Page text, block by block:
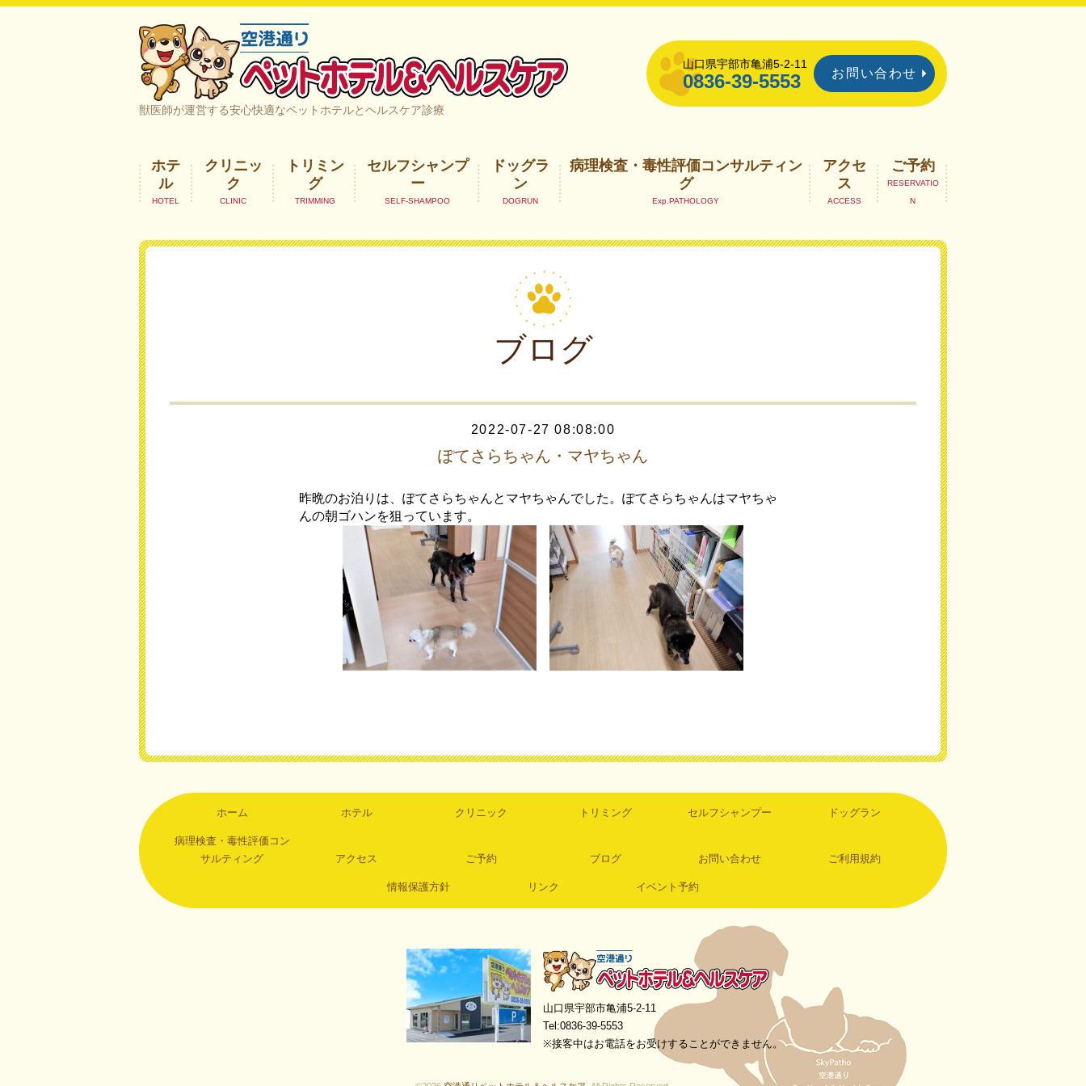
空港通りペットホテル＆ヘルスケア｜山口県宇部市
獣医師が運営する安心快適なペットホテルとヘルスケア診療
山口県宇部市亀浦5-2-11
0836-39-5553 お問い合わせ
ホテ
ル
クリニッ
ク
トリミン
グ
セルフシャンプ
ー
ドッグラ
ン
病理検査・毒性評価コンサルティン
グ
アクセ
ス
ご予約
ブログ
2022-07-27 08:08:00
ぽてさらちゃん・マヤちゃん
昨晩のお泊りは、ぽてさらちゃんとマヤちゃんでした。ぽてさらちゃんはマヤちゃ
んの朝ゴハンを狙っています。
ホーム ホテル クリニック トリミング セルフシャンプー ドッグラン
病理検査・毒性評価コン
サルティング
アクセス ご予約 ブログ お問い合わせ ご利用規約
情報保護方針 リンク イベント予約
空港通りペットホテル＆ヘルスケア
山口県宇部市亀浦5-2-11
Tel:0836-39-5553
※接客中はお電話をお受けすることができません。